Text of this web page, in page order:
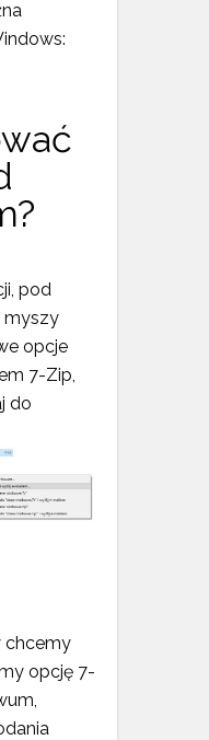
pod
myszy
opcje
7-Zip,
do
chcemy
opcję 7-